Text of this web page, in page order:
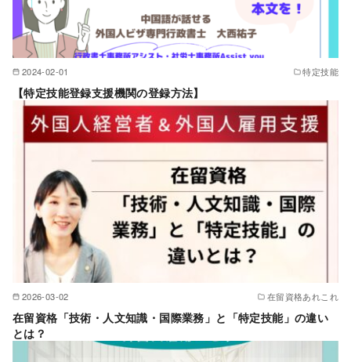
2024-02-01 特定技能
【特定技能登録支援機関の登録方法】
2026-03-02 在留資格あれこれ
在留資格「技術・人文知識・国際業務」と「特定技能」の違い
とは？